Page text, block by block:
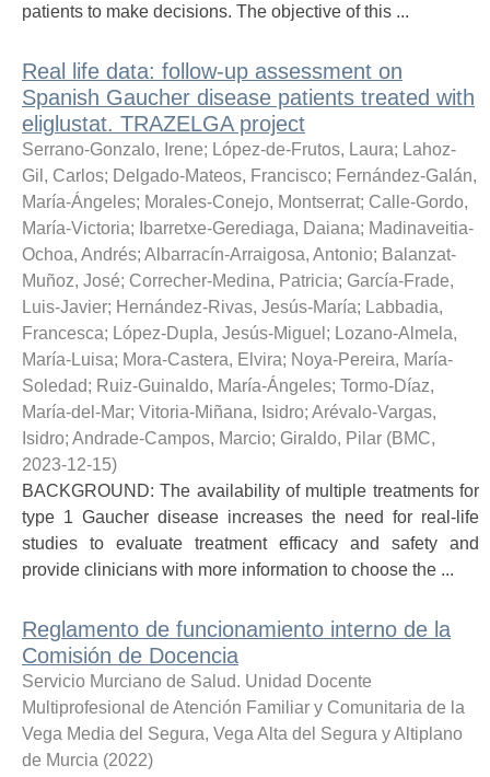
patients to make decisions. The objective of this ...
Real life data: follow-up assessment on
Spanish Gaucher disease patients treated with
eliglustat. TRAZELGA project
Serrano-Gonzalo, Irene; López-de-Frutos, Laura; Lahoz-
Gil, Carlos; Delgado-Mateos, Francisco; Fernández-Galán,
María-Ángeles; Morales-Conejo, Montserrat; Calle-Gordo,
María-Victoria; Ibarretxe-Gerediaga, Daiana; Madinaveitia-
Ochoa, Andrés; Albarracín-Arraigosa, Antonio; Balanzat-
Muñoz, José; Correcher-Medina, Patricia; García-Frade,
Luis-Javier; Hernández-Rivas, Jesús-María; Labbadia,
Francesca; López-Dupla, Jesús-Miguel ; Lozano-Almela,
María-Luisa; Mora-Castera, Elvira; Noya-Pereira, María-
Soledad; Ruiz-Guinaldo, María-Ángeles; Tormo-Díaz,
María-del-Mar; Vitoria-Miñana, Isidro; Arévalo-Vargas,
Isidro; Andrade-Campos, Marcio; Giraldo, Pilar (BMC,
2023-12-15)
BACKGROUND: The availability of multiple treatments for
type 1 Gaucher disease increases the need for real-life
studies to evaluate treatment efficacy and safety and
provide clinicians with more information to choose the ...
Reglamento de funcionamiento interno de la
Comisión de Docencia
Servicio Murciano de Salud. Unidad Docente
Multiprofesional de Atención Familiar y Comunitaria de la
Vega Media del Segura, Vega Alta del Segura y Altiplano
de Murcia (2022)